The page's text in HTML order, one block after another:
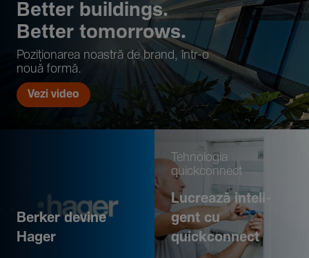
Better buil­dings.
Better tomor­rows.
Pozi­țio­narea noastră de brand, într-o
nouă formă.
Vezi video
Berker devine
Hager
Tehno­logia
quickconnect
Lucrează inte­li­
gent cu
quickconnect